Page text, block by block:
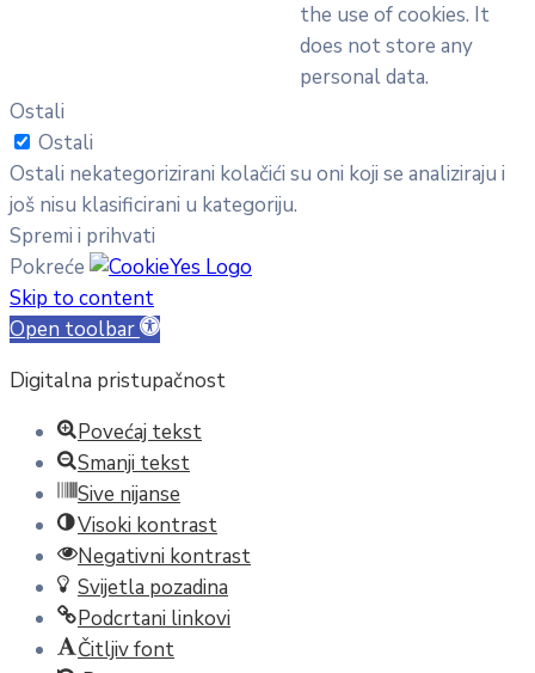
the use of cookies. It
does not store any
personal data.
Ostali
Ostali
Ostali nekategorizirani kolačići su oni koji se analiziraju i
još nisu klasificirani u kategoriju.
Spremi i prihvati
Pokreće
Skip to content
Open toolbar
Digitalna pristupačnost
Povećaj tekst
Smanji tekst
Sive nijanse
Visoki kontrast
Negativni kontrast
Svijetla pozadina
Podcrtani linkovi
Čitljiv font